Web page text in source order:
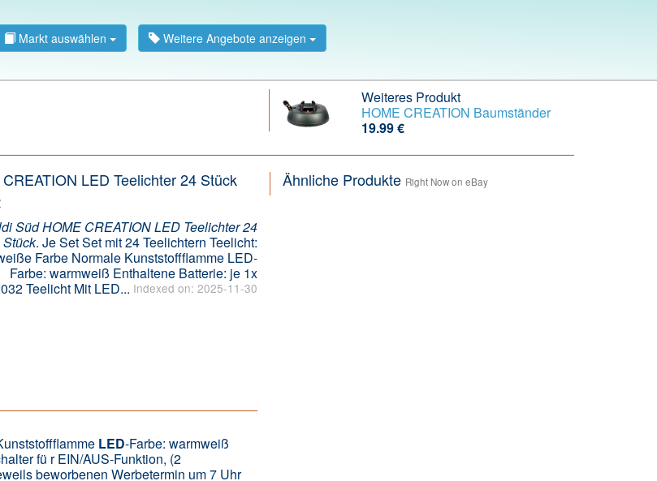
Markt auswählen Weitere Angebote anzeigen
Weiteres Produkt
HOME CREATION Baumständer
19.99 €
LED Teelichter 24 Stück
Süd HOME CREATION LED Teelichter 24
Stück. Je Set Set mit 24 Teelichtern Teelicht:
Farbe Normale Kunststoffflamme LED-
Farbe: warmweiß Enthaltene Batterie: je 1x
Teelicht Mit LED... Indexed on: 2025-11-30
LED-Farbe: warmweiß
fü r EIN/AUS-Funktion, (2
beworbenen Werbetermin um 7 Uhr
Ähnliche Produkte Right Now on eBay